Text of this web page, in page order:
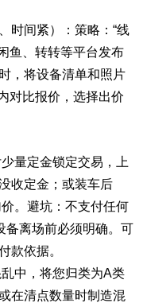
时间紧）：策略：“线
鱼、转转等平台发布
，将设备清单和照片
对比报价，选择出价
少量定金锁定交易，上
收定金；或装车后
价。避坑：不支付任何
备离场前必须明确。可
款依据。
乱中，将您归类为A类
在清点数量时制造混